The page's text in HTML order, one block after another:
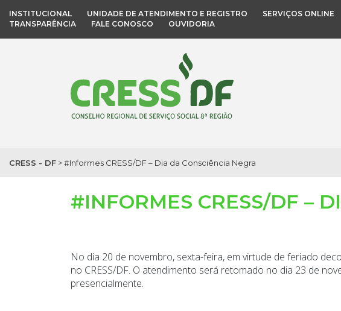
INSTITUCIONAL UNIDADE DE ATENDIMENTO E REGISTRO SERVIÇOS ONLINE
TRANSPARÊNCIA
FALE CONOSCO OUVIDORIA
CRESS - DF >#Informes CRESS/DF – Dia da Consciência Negra
#INFORMES CRESS/DF –
No dia 20 de novembro, sexta-feira, em virtude de feriado
no CRESS/DF. O atendimento será retomado no dia 23 de
presencialmente.